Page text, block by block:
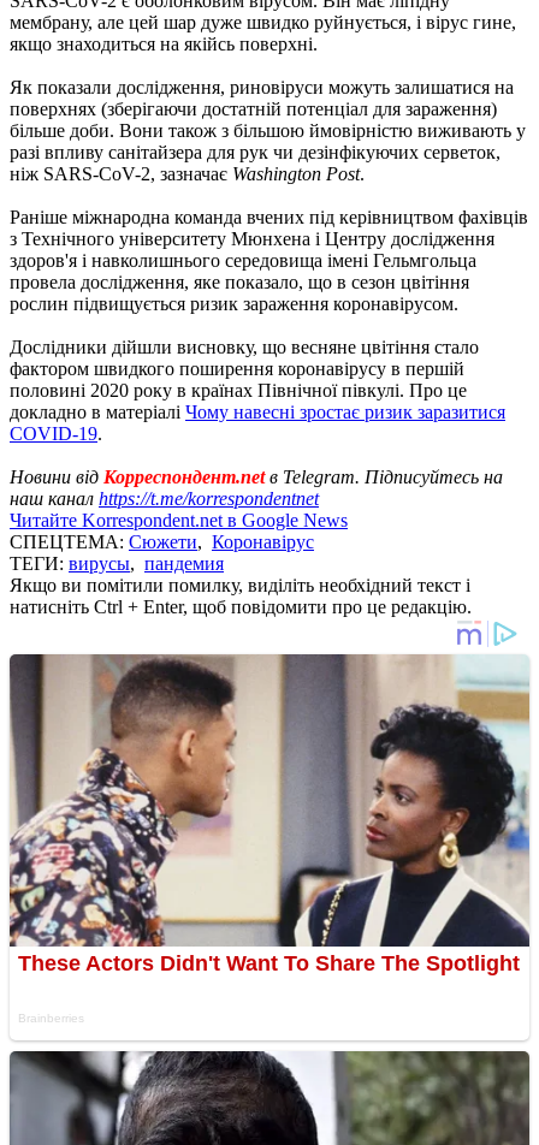
мембрану, але цей шар дуже швидко руйнується, і вірус гине,
якщо знаходиться на якійсь поверхні.
Як показали дослідження, риновіруси можуть залишатися на
поверхнях (зберігаючи достатній потенціал для зараження)
більше доби. Вони також з більшою ймовірністю виживають у
разі впливу санітайзера для рук чи дезінфікуючих серветок,
ніж SARS-CoV-2, зазначає Washington Post.
Раніше міжнародна команда вчених під керівництвом фахівців
з Технічного університету Мюнхена і Центру дослідження
здоров'я і навколишнього середовища імені Гельмгольца
провела дослідження, яке показало, що в сезон цвітіння
рослин підвищується ризик зараження коронавірусом.
Дослідники дійшли висновку, що весняне цвітіння стало
фактором швидкого поширення коронавірусу в першій
половині 2020 року в країнах Північної півкулі. Про це
докладно в матеріалі Чому навесні зростає ризик заразитися
COVID-19.
Новини від Корреспондент.netв Telegram. Підписуйтесь на
наш канал https://t.me/korrespondentnet
Читайте Korrespondent.net в Google News
СПЕЦТЕМА: Сюжети, Коронавірус
ТЕГИ: вирусы, пандемия
Якщо ви помітили помилку, виділіть необхідний текст і
натисніть Ctrl + Enter, щоб повідомити про це редакцію.